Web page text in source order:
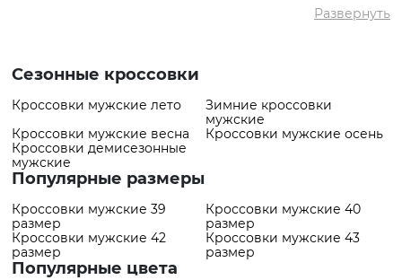
Сезонные кроссовки
Кроссовки мужские лето
Зимние кроссовки
мужские
Кроссовки мужские весна
Кроссовки мужские осень
Кроссовки демисезонные
мужские
Популярные размеры
Кроссовки мужские 39
размер
Кроссовки мужские 40
размер
Кроссовки мужские 42
размер
Кроссовки мужские 43
размер
Популярные цвета
✅ Самый
популярный товар
Кроссовки VS000085698
Черный
Развернуть